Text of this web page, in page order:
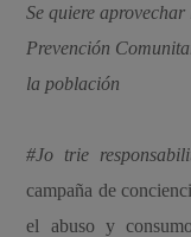
Se quiere
Prevención
la población
#Jo trie
campaña de
el abuso y